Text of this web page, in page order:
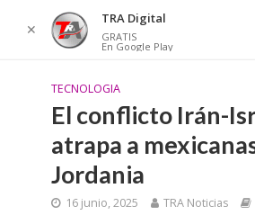
TECNOLOGIA
El conflicto Irán-
atrapa a
Jordania
16 junio, 2025 TRA Noticias
✕
TRA Digital
GRATIS
En Google Play